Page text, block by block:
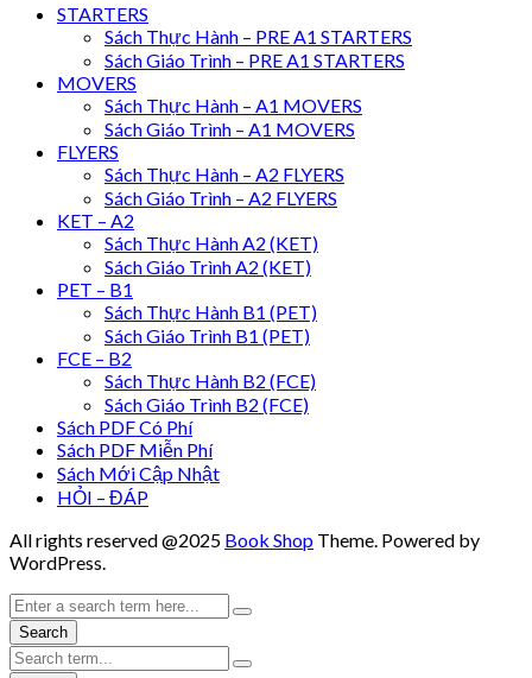
STARTERS
Sách Thực Hành – PRE A1 STARTERS
Sách Giáo Trình – PRE A1 STARTERS
MOVERS
Sách Thực Hành – A1 MOVERS
Sách Giáo Trình – A1 MOVERS
FLYERS
Sách Thực Hành – A2 FLYERS
Sách Giáo Trình – A2 FLYERS
KET – A2
Sách Thực Hành A2 (KET)
Sách Giáo Trình A2 (KET)
PET – B1
Sách Thực Hành B1 (PET)
Sách Giáo Trình B1 (PET)
FCE – B2
Sách Thực Hành B2 (FCE)
Sách Giáo Trình B2 (FCE)
Sách PDF Có Phí
Sách PDF Miễn Phí
Sách Mới Cập Nhật
HỎI – ĐÁP
All rights reserved @2025 Book Shop Theme. Powered by
WordPress.
Search